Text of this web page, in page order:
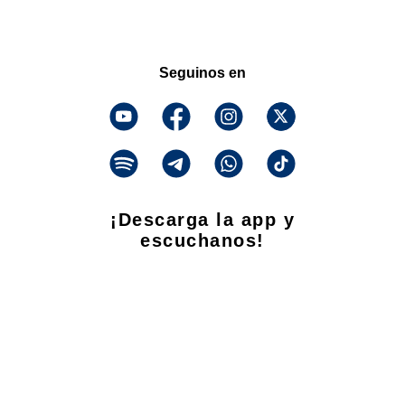
Seguinos en
¡Descarga la app y
escuchanos!